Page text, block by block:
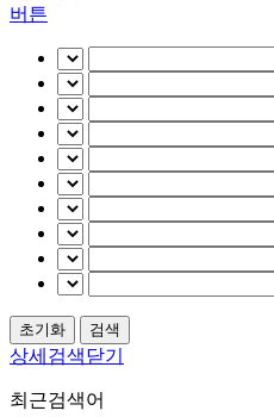
버튼
상세검색닫기
최근검색어